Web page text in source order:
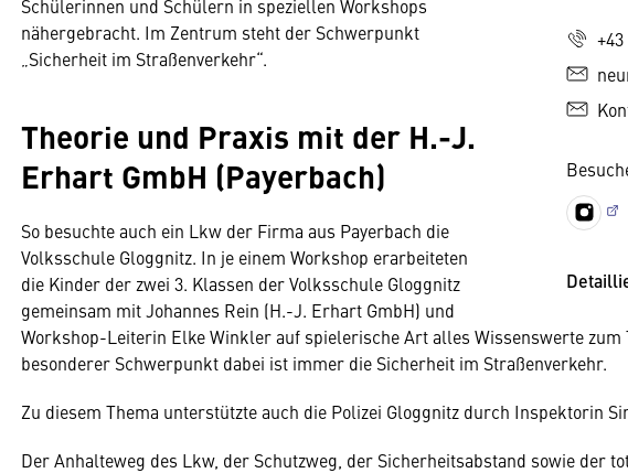
Schülerinnen und Schülern in speziellen Workshops
nähergebracht. Im Zentrum steht der Schwerpunkt
„Sicherheit im Straßenverkehr“.
Theorie und Praxis mit der H.-J.
Erhart GmbH (Payerbach)
So besuchte auch ein Lkw der Firma aus Payerbach die
Volksschule Gloggnitz. In je einem Workshop erarbeiteten
die Kinder der zwei 3. Klassen der Volksschule Gloggnitz
gemeinsam mit Johannes Rein (H.-J. Erhart GmbH) und
Workshop-Leiterin Elke Winkler auf spielerische Art alles Wissenswerte zum
besonderer Schwerpunkt dabei ist immer die Sicherheit im Straßenverkehr.
Zu diesem Thema unterstützte auch die Polizei Gloggnitz durch Inspektorin
Der Anhalteweg des Lkw, der Schutzweg, der Sicherheitsabstand sowie der